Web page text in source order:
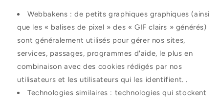
Webbakens : de petits graphiques graphiques (ainsi
que les « balises de pixel » des « GIF clairs » générés)
sont généralement utilisés pour gérer nos sites,
services, passages, programmes d'aide, le plus en
combinaison avec des cookies rédigés par nos
utilisateurs et les utilisateurs qui les identifient. .
Technologies similaires : technologies qui stockent